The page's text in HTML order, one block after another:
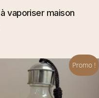
SÉLECTIONNER
vaporiser maison
Promo !